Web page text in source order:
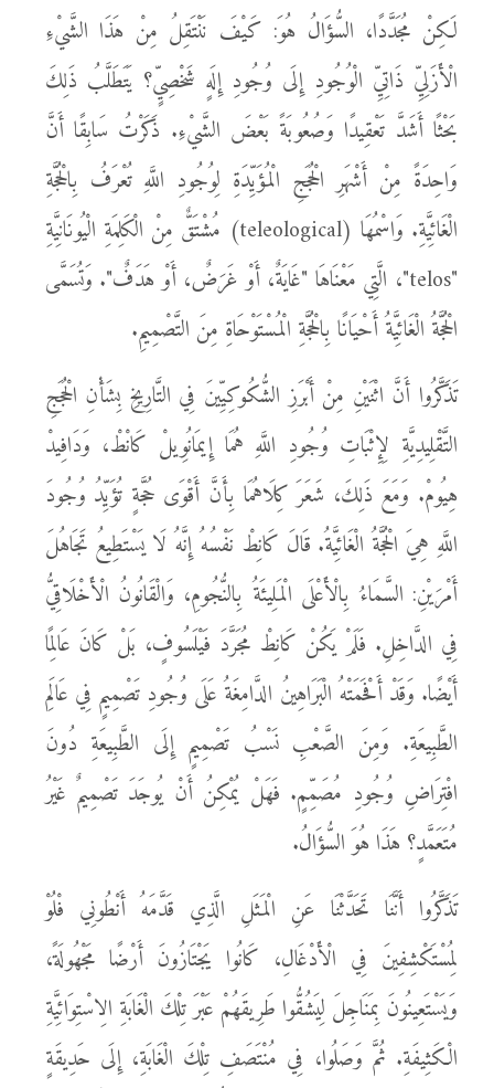
لَكِنْ مُجَدَّدًا، السُّؤَالُ هُوَ: كَيْفَ نَنْتَقِلُ مِنْ هَذَا الشَّيْءِ
الْأَزَلِيِّ ذَاتِيِّ الْوُجُودِ إِلَى وُجُودِ إِلَهٍ شَخْصِيٍّ؟ يَتَطَلَّبُ ذَلِكَ
بَحْثًا أَشَدَّ تَعْقِيدًا وَصُعُوبَةً بَعْضَ الشَّيْءِ. ذَكَرْتُ سَابِقًا أَنَّ
وَاحِدَةً مِنْ أَشْهَرِ الْحُجَجِ الْمُؤَيِّدَةِ لِوُجُودِ اللَّهِ تُعْرَفُ بِالْحُجَّةِ
الْغَائِيَّةِ. وَاسْمُهَا (teleological) مُشْتَقٌّ مِنْ الْكَلِمَةِ الْيُونَانِيَّةِ
"telos"، الَّتِي مَعْنَاهَا "غَايَةٌ، أَوْ غَرَضٌ، أَوْ هَدَفٌ". وَتُسَمَّى
الْحُجَّةُ الْغَائِيَّةُ أَحْيَانًا بِالْحُجَّةِ الْمُسْتَوْحَاةِ مِنَ التَّصْمِيمِ.
تَذَكَّرُوا أَنَّ اثْنَيْنِ مِنْ أَبْرَزِ الشُّكُوكِيِّينَ فِي التَّارِيخِ بِشَأْنِ الْحُجَجِ
التَّقْلِيدِيَّةِ لِإِثْبَاتِ وُجُودِ اللَّهِ هُمَا إِيمَانُوِيلْ كَانْطْ، وَدَافِيدْ
هِيُومْ. وَمَعَ ذَلِكَ، شَعَرَ كِلَاهُمَا بِأَنَّ أَقْوَى حُجَّةٍ تُؤَيِّدُ وُجُودَ
اللَّهِ هِيَ الْحُجَّةُ الْغَائِيَّةُ. قَالَ كَانِطْ نَفْسُهُ إِنَّهُ لَا يَسْتَطِيعُ تَجَاهُلَ
أَمْرَيْنِ: السَّمَاءُ بِالْأَعْلَى الْمَلِيئَةُ بِالنُّجُومِ، وَالْقَانُونُ الْأَخْلَاقِيُّ
فِي الدَّاخِلِ. فَلَمْ يَكُنْ كَانِطْ مُجَرَّدَ فَيْلَسُوفٍ، بَلْ كَانَ عَالِمًا
أَيْضًا. وَقَدْ أَفْحَمَتْهُ الْبَرَاهِينُ الدَّامِغَةُ عَلَى وُجُودِ تَصْمِيمٍ فِي عَالَمِ
الطَّبِيعَةِ. وَمِنَ الصَّعْبِ نَسْبُ تَصْمِيمٍ إِلَى الطَّبِيعَةِ دُونَ
افْتِرَاضِ وُجُودِ مُصَمِّمٍ. فَهَلْ يُمْكِنُ أَنْ يُوجَدَ تَصْمِيمٌ غَيْرُ
مُتَعَمَّدٍ؟ هَذَا هُوَ السُّؤَالُ.
تَذَكَّرُوا أَنَّنَا تَحَدَّثْنَا عَنِ الْمَثَلِ الَّذِي قَدَّمَهُ أَنْطُونِي فْلُوْ
لِمُسْتَكْشِفِينَ فِي الْأَدْغَالِ، كَانُوا يَجْتَازُونَ أَرْضًا مَجْهُولَةً،
وَيَسْتَعِينُونَ بِمَنَاجِلَ لِيَشُقُّوا طَرِيقَهُمْ عَبْرَ تِلْكَ الْغَابَةِ الِاسْتِوَائِيَّةِ
الْكَثِيفَةِ. ثُمَّ وَصَلُوا، فِي مُنْتَصَفِ تِلْكَ الْغَابَةِ، إِلَى حَدِيقَةٍ